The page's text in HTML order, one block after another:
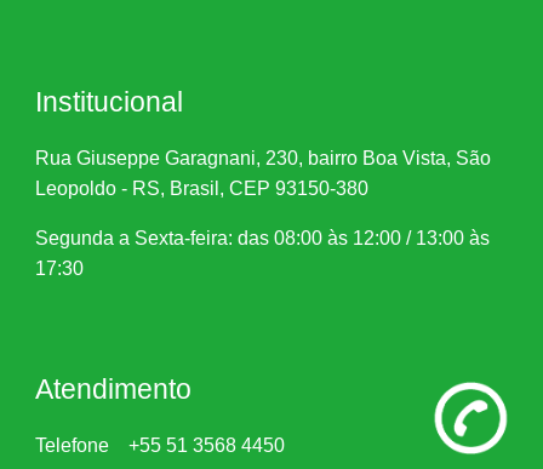
Institucional
Rua Giuseppe Garagnani, 230, bairro Boa Vista, São
Leopoldo - RS, Brasil, CEP 93150-380
Segunda a Sexta-feira: das 08:00 às 12:00 / 13:00 às
17:30
Atendimento
Telefone+55 51 3568 4450